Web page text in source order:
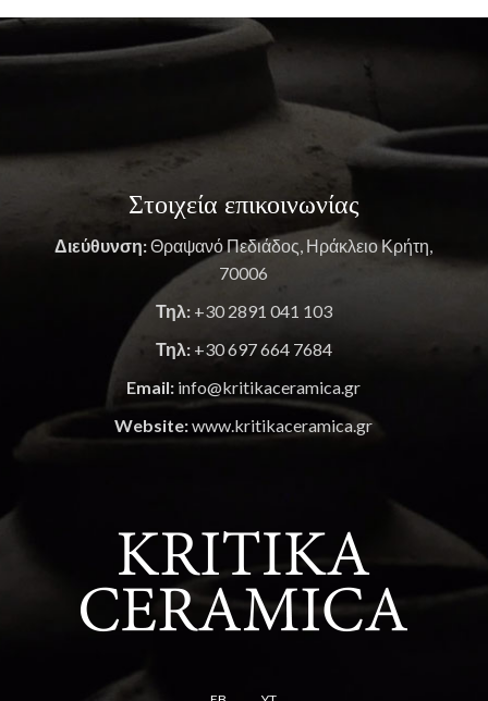
Στοιχεία επικοινωνίας
Διεύθυνση:Θραψανό Πεδιάδος, Ηράκλειο Κρήτη,
70006
Τηλ: +30 2891 041 103
Τηλ: +30 697 664 7684
Email: info@kritikaceramica.gr
Website:www.kritikaceramica.gr